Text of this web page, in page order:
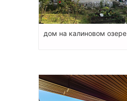
дом на калиновом озере